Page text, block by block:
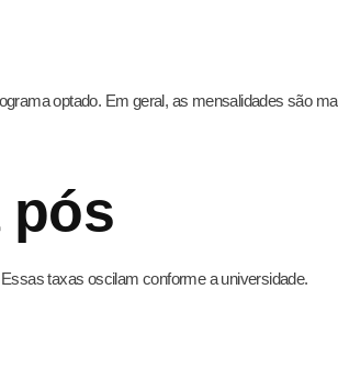
optado. Em geral, as mensalidades são
pós
taxas oscilam conforme a universidade.